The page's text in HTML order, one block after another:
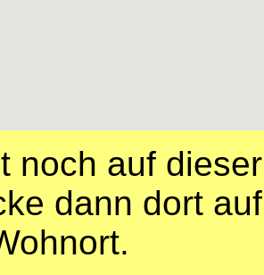
noch auf
dann dort